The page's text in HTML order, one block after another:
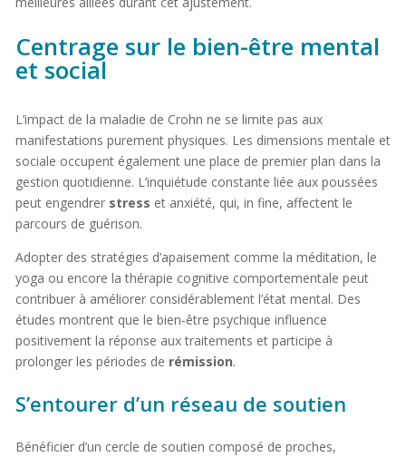
Centrage sur le bien-être mental
et social
L’impact de la maladie de Crohn ne se limite pas aux
manifestations purement physiques. Les dimensions mentale et
sociale occupent également une place de premier plan dans la
gestion quotidienne. L’inquiétude constante liée aux poussées
peut engendrer stress et anxiété, qui, in fine, affectent le
parcours de guérison.
Adopter des stratégies d’apaisement comme la méditation, le
yoga ou encore la thérapie cognitive comportementale peut
contribuer à améliorer considérablement l’état mental. Des
études montrent que le bien-être psychique influence
positivement la réponse aux traitements et participe à
prolonger les périodes de rémission.
S’entourer d’un réseau de soutien
Bénéficier d’un cercle de soutien composé de proches,